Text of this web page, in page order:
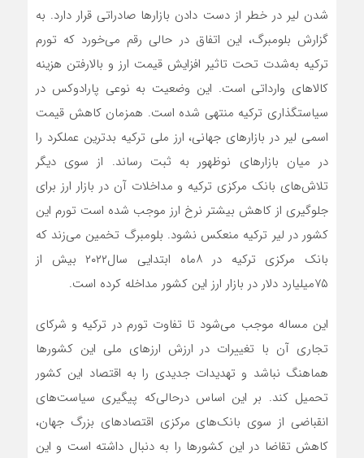
شدن لیر در خطر از دست دادن بازارها صادراتی قرار دارد. به
گزارش بلومبرگ، این اتفاق در حالی رقم می‌‌خورد که تورم
ترکیه به‌شدت تحت تاثیر افزایش قیمت ارز و بالارفتن هزینه‌‌
کالاهای وارداتی است. این وضعیت به نوعی پارادوکس در
سیاستگذاری ترکیه منتهی شده است. همزمان کاهش قیمت
اسمی لیر در بازارهای جهانی، ارز ملی ترکیه بدترین عملکرد را
در میان بازارهای نوظهور به ثبت رساند. از سوی دیگر
تلاش‌‌های بانک مرکزی ترکیه و مداخلات آن در بازار ارز برای
جلوگیری از کاهش بیشتر نرخ ارز موجب شده است تورم این
کشور در لیر ترکیه منعکس نشود. بلومبرگ تخمین می‌‌زند که
بانک مرکزی ترکیه در ۸ماه ابتدایی سال۲۰۲۲ بیش از
۷۵میلیارد دلار در بازار ارز این کشور مداخله کرده است.
این مساله موجب می‌‌شود تا تفاوت تورم در ترکیه و شرکای
تجاری آن با تغییرات در ارزش ارزهای ملی این کشورها
هماهنگ نباشد و تهدیدات جدیدی را به اقتصاد این کشور
تحمیل کند. بر این اساس درحالی‌که پیگیری سیاست‌‌های
انقباضی از سوی بانک‌‌های مرکزی اقتصادهای بزرگ جهان،
کاهش تقاضا در این کشورها را به دنبال داشته است و این